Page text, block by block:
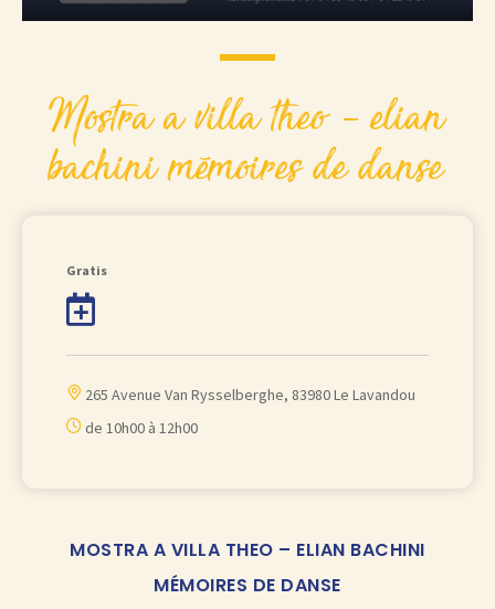
mostra a villa theo – elian
bachini mémoires de danse
Gratis
à
265 Avenue Van Rysselberghe, 83980 Le Lavandou
de 10h00 à 12h00
MOSTRA A VILLA THEO – ELIAN BACHINI
MÉMOIRES DE DANSE